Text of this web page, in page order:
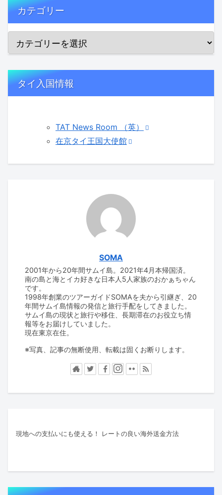
カテゴリー
タイ入国情報
TAT News Room （英）
在京タイ王国大使館
SOMA
2001年から20年間サムイ島。2021年4月本帰国済。
南の島と海とイカ好きな日本人5人家族のおかぁちゃん
です。
1998年創業のツアーガイドSOMAを夫から引継ぎ、20
年間サムイ島情報の発信と旅行手配をしてきました。
サムイ島の現状と旅行や移住、長期滞在のお役立ち情
報等をお届けしていました。
現在東京在住。
※写真、記事の無断使用、転載は固くお断りします。
現地への支払いにも使える！ レートの良い海外送金方法